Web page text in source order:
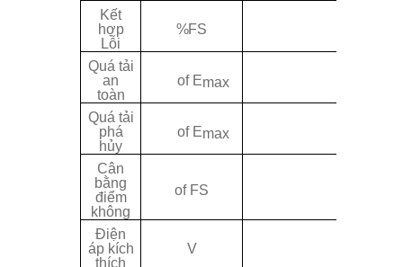
Kết
hợp
Lỗi
%FS
Quá tải
an
toàn
of Emax
Quá tải
phá
hủy
of Emax
Cân
bằng
điểm
không
of FS
Điện
áp kích
thích
V